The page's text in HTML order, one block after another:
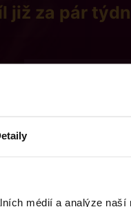
médií a analýze
již za pár